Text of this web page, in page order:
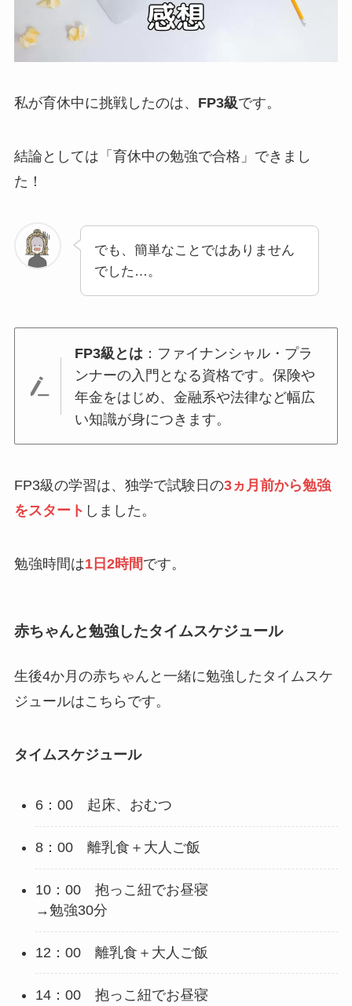
私が育休中に挑戦したのは、 FP3級です。
結論としては「 育休中の勉強で合格 」できまし
た！
でも、簡単なことではありません
でした…。
FP3級とは ：ファイナンシャル・プラ
ンナーの入門となる資格です。保険や
年金をはじめ、金融系や法律など幅広
い知識が身につきます。
FP3級の学習は、独学で試験日の3ヵ月前から勉強
をスタート しました。
勉強時間は1日2時間です。
赤ちゃんと勉強したタイムスケジュール
生後4か月の赤ちゃんと一緒に勉強したタイムスケ
ジュールはこちらです。
タイムスケジュール
6：00 起床、おむつ
8：00 離乳食＋大人ご飯
10：00 抱っこ紐でお昼寝
→勉強30分
12：00 離乳食＋大人ご飯
14：00 抱っこ紐でお昼寝